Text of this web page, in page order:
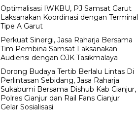
Optimalisasi IWKBU, PJ Samsat Garut
Laksanakan Koordinasi dengan Terminal
Tipe A Garut
Perkuat Sinergi, Jasa Raharja Bersama
Tim Pembina Samsat Laksanakan
Audiensi dengan OJK Tasikmalaya
Dorong Budaya Tertib Berlalu Lintas Di
Perlintasan Sebidang, Jasa Raharja
Sukabumi Bersama Dishub Kab Cianjur,
Polres Cianjur dan Rail Fans Cianjur
Gelar Sosialisasi